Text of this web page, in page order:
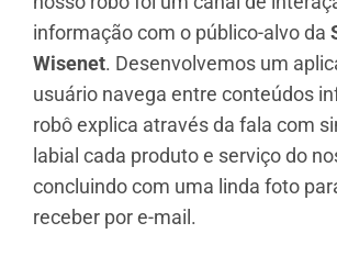
informação com o público-alvo da
Wisenet. Desenvolvemos um
usuário navega entre conteúdos
robô explica através da fala com
labial cada produto e serviço do
concluindo com uma linda foto
receber por e-mail.